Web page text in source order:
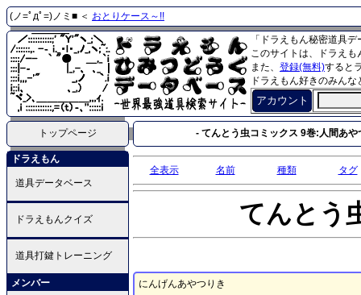
(ノ=ﾟдﾟ=)ノミ■ ＜ おとりケース～!!
「ドラえもん秘密道具
このサイトは、ドラえ
また、 登録(無料)すると
ドラえもん好きのみん
アカウント
トップページ - てんとう虫コミックス 9巻:人間あや
ドラえもん
道具データベース
ドラえもんクイズ
道具打鍵トレーニング
メンバー
全表示 名前 種類 タグ
てんとう
にんげんあやつりき